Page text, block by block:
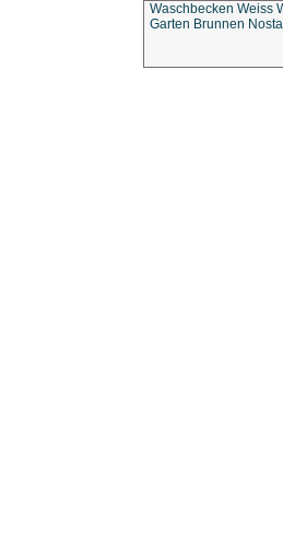
Waschbecken Weiss
Garten Brunnen